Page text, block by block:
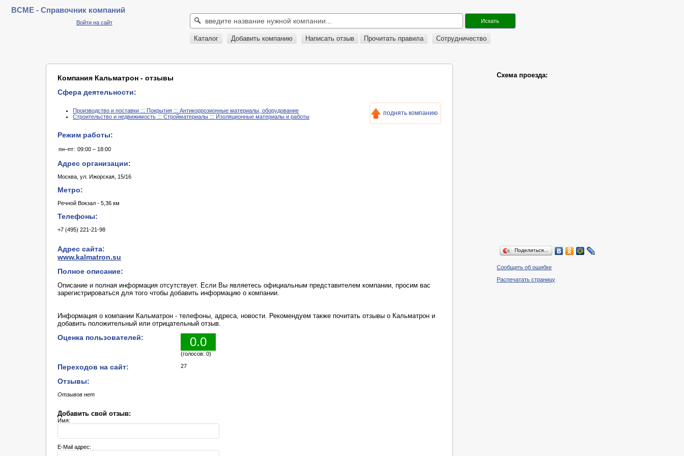
BCME - Справочник компаний
Войти на сайт
Каталог Добавить компанию Написать отзыв Прочитать правила Сотрудничество
Компания Кальматрон - отзывы
Сфера деятельности:
Производство и поставки ::: Покрытия ::: Антикоррозионные материалы, оборудование
Строительство и недвижимость ::: Стройматериалы ::: Изоляционные материалы и работы
поднять компанию
Режим работы:
пн–пт: 09:00 – 18:00
Адрес организации:
Москва, ул. Ижорская, 15/16
Метро:
Речной Вокзал - 5,36 км
Телефоны:
+7 (495) 221-21-98
Адрес сайта:
www.kalmatron.su
Полное описание:
Описание и полная информация отсутствует. Если Вы являетесь официальным представителем компании, просим вас
зарегистрироваться для того чтобы добавить информацию о компании.
Информация о компании Кальматрон - телефоны, адреса, новости. Рекомендуем также почитать отзывы о Кальматрон и
добавить положительный или отрицательный отзыв.
Оценка пользователей: 0.0
(голосов: 0)
Переходов на сайт: 27
Отзывы:
Отзывов нет
Добавить свой отзыв:
Имя:
E-Mail адрес:
Схема проезда:
Поделиться…
Сообщить об ошибке
Распечатать страницу